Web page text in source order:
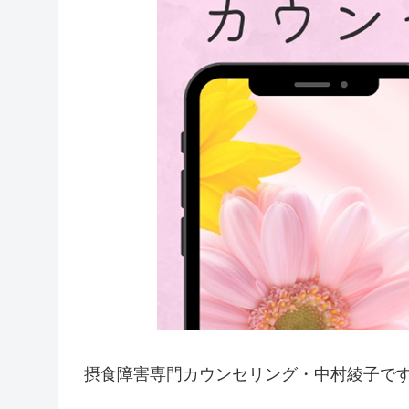
摂食障害専門カウンセリング・中村綾子で